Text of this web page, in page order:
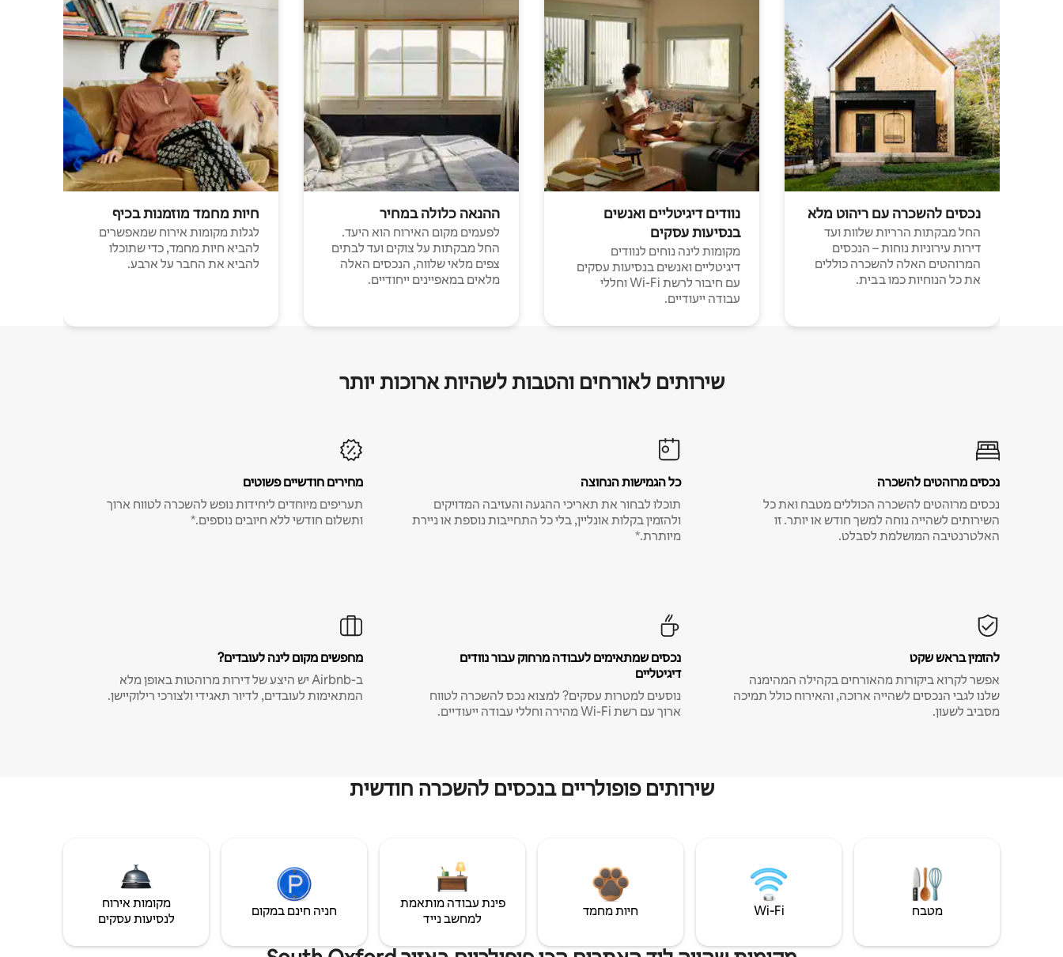
נכסים להשכרה עם ריהוט מלא
החל מבקתות הרריות שלוות ועד
דירות עירוניות נוחות – הנכסים
המרוהטים האלה להשכרה כוללים
את כל הנוחיות כמו בבית.
נוודים דיגיטליים ואנשים
בנסיעות עסקים
מקומות לינה נוחים לנוודים
דיגיטליים ואנשים בנסיעות עסקים
עם חיבור לרשת Wi-Fi וחללי
עבודה ייעודיים.
ההנאה כלולה במחיר
לפעמים מקום האירוח הוא היעד.
החל מבקתות על צוקים ועד לבתים
צפים מלאי שלווה, הנכסים האלה
מלאים במאפיינים ייחודיים.
חיות מחמד מוזמנות בכיף
לגלות מקומות אירוח שמאפשרים
להביא חיות מחמד, כדי שתוכלו
להביא את החבר על ארבע.
שירותים לאורחים והטבות לשהיות ארוכות יותר
נכסים מרוהטים להשכרה
נכסים מרוהטים להשכרה הכוללים מטבח ואת כל
השירותים לשהייה נוחה למשך חודש או יותר. זו
האלטרנטיבה המושלמת לסבלט.
כל הגמישות הנחוצה
תוכלו לבחור את תאריכי ההגעה והעזיבה המדויקים
ולהזמין בקלות אונליין, בלי כל התחייבות נוספת או ניירת
מיותרת.*
מחירים חודשיים פשוטים
תעריפים מיוחדים ליחידות נופש להשכרה לטווח ארוך
ותשלום חודשי ללא חיובים נוספים.*
להזמין בראש שקט
אפשר לקרוא ביקורות מהאורחים בקהילה המהימנה
שלנו לגבי הנכסים לשהייה ארוכה, והאירוח כולל תמיכה
מסביב לשעון.
נכסים שמתאימים לעבודה מרחוק עבור נוודים
דיגיטליים
נוסעים למטרות עסקים? למצוא נכס להשכרה לטווח
ארוך עם רשת Wi-Fi מהירה וחללי עבודה ייעודיים.
מחפשים מקום לינה לעובדים?
ב-Airbnb יש היצע של דירות מרוהטות באופן מלא
המתאימות לעובדים, לדיור תאגידי ולצורכי רילוקיישן.
שירותים פופולריים בנכסים להשכרה חודשית
מטבח Wi‑Fi חיות מחמד
פינת עבודה מותאמת
למחשב נייד
חניה חינם במקום
מקומות אירוח
לנסיעות עסקים